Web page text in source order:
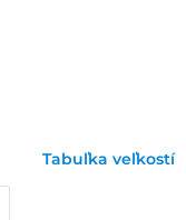
Tabuľka veľkostí